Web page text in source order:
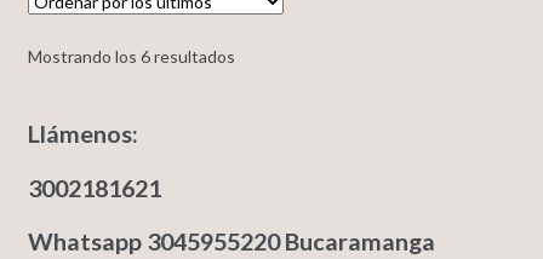
Mostrando los 6 resultados
Llámenos:
3002181621
Whatsapp 3045955220 Bucaramanga